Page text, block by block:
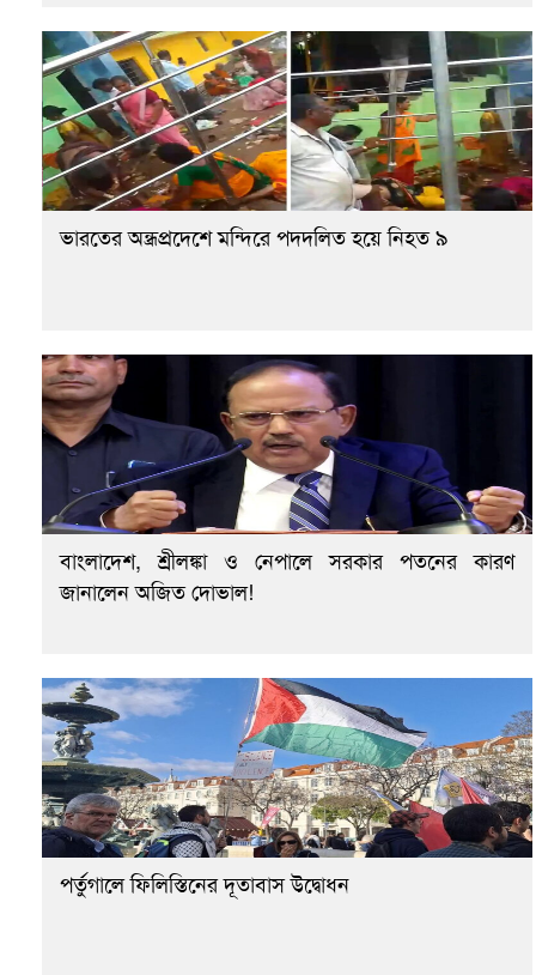
ভারতের অন্ধ্রপ্রদেশে মন্দিরে পদদলিত হয়ে নিহত ৯
বাংলাদেশ, শ্রীলঙ্কা ও নেপালে সরকার পতনের কারণ
জানালেন অজিত দোভাল!
পর্তুগালে ফিলিস্তিনের দূতাবাস উদ্বোধন